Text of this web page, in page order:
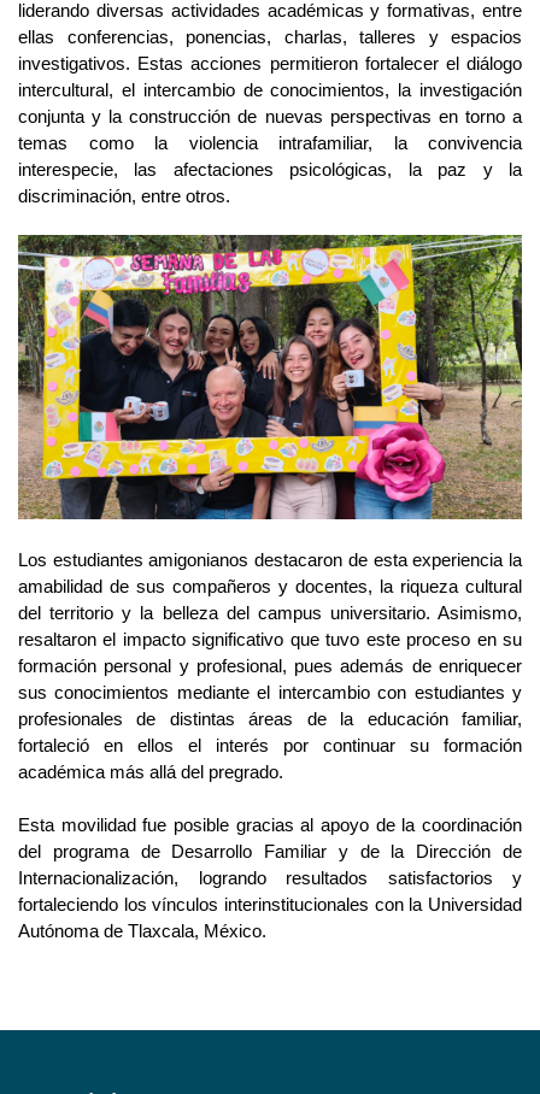
liderando diversas actividades académicas y formativas, entre
ellas conferencias, ponencias, charlas, talleres y espacios
investigativos. Estas acciones permitieron fortalecer el diálogo
intercultural, el intercambio de conocimientos, la investigación
conjunta y la construcción de nuevas perspectivas en torno a
temas como la violencia intrafamiliar, la convivencia
interespecie, las afectaciones psicológicas, la paz y la
discriminación, entre otros.
Los estudiantes amigonianos destacaron de esta experiencia la
amabilidad de sus compañeros y docentes, la riqueza cultural
del territorio y la belleza del campus universitario. Asimismo,
resaltaron el impacto significativo que tuvo este proceso en su
formación personal y profesional, pues además de enriquecer
sus conocimientos mediante el intercambio con estudiantes y
profesionales de distintas áreas de la educación familiar,
fortaleció en ellos el interés por continuar su formación
académica más allá del pregrado.
Esta movilidad fue posible gracias al apoyo de la coordinación
del programa de Desarrollo Familiar y de la Dirección de
Internacionalización, logrando resultados satisfactorios y
fortaleciendo los vínculos interinstitucionales con la Universidad
Autónoma de Tlaxcala, México.